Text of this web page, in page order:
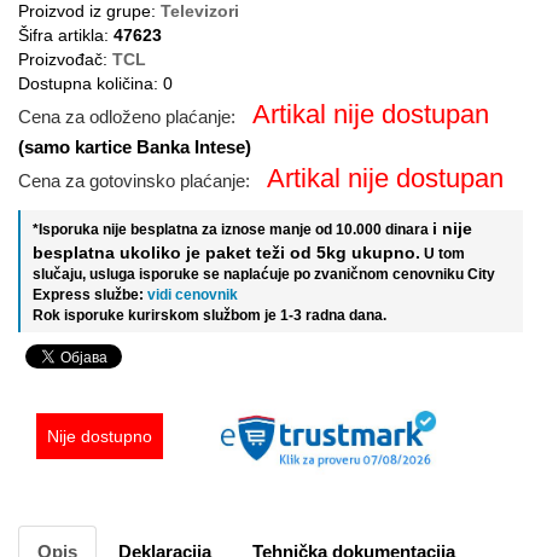
Proizvod iz grupe: Televizori
Šifra artikla: 47623
Proizvođač: TCL
Dostupna količina: 0
Cena za odloženo plaćanje: Artikal nije dostupan
(samo kartice Banka Intese)
Cena za gotovinsko plaćanje:
Artikal nije dostupan
*Isporuka nije besplatna za iznose manje od 10.000 dinara i nije
besplatna ukoliko je paket teži od 5kg ukupno. U tom
slučaju, usluga isporuke se naplaćuje po zvaničnom cenovniku City
Express službe: vidi cenovnik
Rok isporuke kurirskom službom je 1-3 radna dana.
Nije dostupno
Opis Deklaracija Tehnička dokumentacija